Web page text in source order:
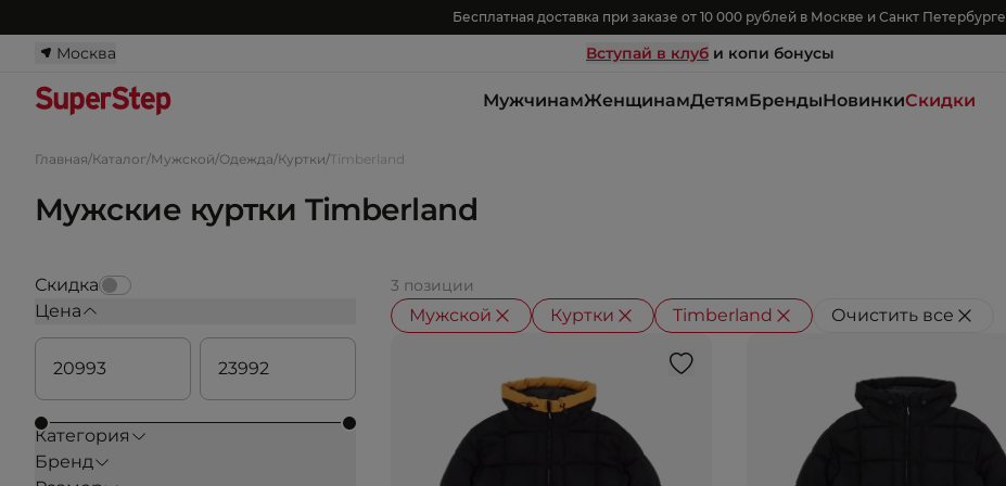
Бесплатная доставка при заказе от 10 000 рублей в Москве и Санкт Петербурге
Москва Вступай в клуб и копи бонусы
МужчинамЖенщинамДетямБрендыНовинкиСкидки
Главная/Каталог/Мужской/Одежда/Куртки/ Timberland
Мужские куртки Timberland
Скидка
Цена
Категория
Бренд
3 позиции
Мужской
Куртки Timberland Очистить все